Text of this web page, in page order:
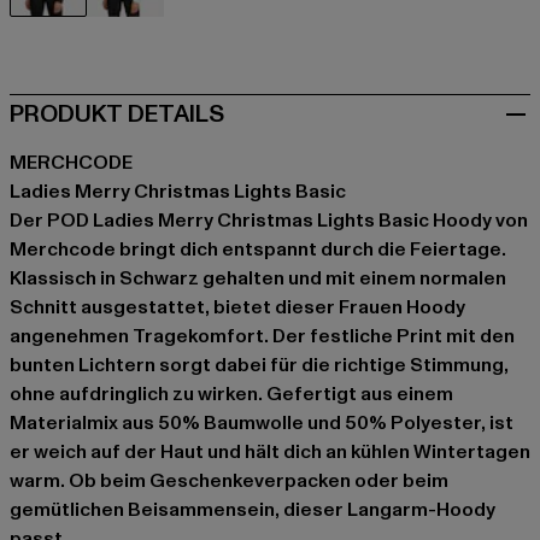
PRODUKT DETAILS
MERCHCODE
Ladies Merry Christmas Lights Basic
Der POD Ladies Merry Christmas Lights Basic Hoody von
Merchcode bringt dich entspannt durch die Feiertage.
Klassisch in Schwarz gehalten und mit einem normalen
Schnitt ausgestattet, bietet dieser Frauen Hoody
angenehmen Tragekomfort. Der festliche Print mit den
bunten Lichtern sorgt dabei für die richtige Stimmung,
ohne aufdringlich zu wirken. Gefertigt aus einem
Materialmix aus 50% Baumwolle und 50% Polyester, ist
er weich auf der Haut und hält dich an kühlen Wintertagen
warm. Ob beim Geschenkeverpacken oder beim
gemütlichen Beisammensein, dieser Langarm-Hoody